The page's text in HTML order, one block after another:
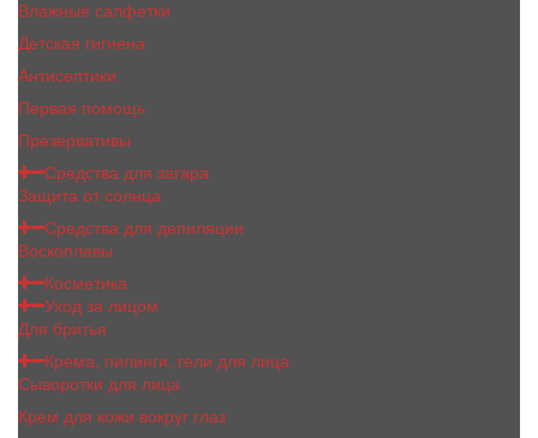
Влажные салфетки
Детская гигиена
Антисептики
Первая помощь
Презервативы
Средства для загара
Защита от солнца
Средства для депиляции
Воскоплавы
Косметика
Уход за лицом
Для бритья
Крема, пилинги, гели для лица
Сыворотки для лица
Крем для кожи вокруг глаз